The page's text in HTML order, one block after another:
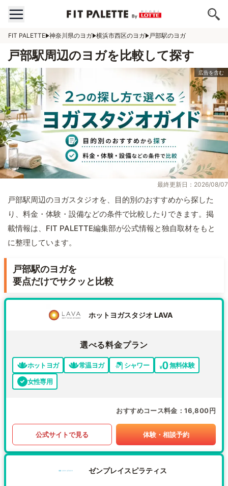
FIT PALETTE 神奈川県のヨガ 横浜市西区のヨガ 戸部駅のヨガ
戸部駅周辺のヨガを比較して探す
最終更新日：2026/08/07
戸部駅周辺のヨガスタジオを、目的別のおすすめから探した
り、料金・体験・設備などの条件で比較したりできます。掲
載情報は、FIT PALETTE編集部が公式情報と独自取材をもと
に整理しています。
戸部駅のヨガを
要点だけでサクッと比較
ホットヨガスタジオ LAVA
選べる料金プラン
ホットヨガ 常温ヨガ シャワー
無料体験
女性専用
おすすめコース料金 16,800円
公式サイトで見る 体験・相談予約
ゼンプレイスピラティス